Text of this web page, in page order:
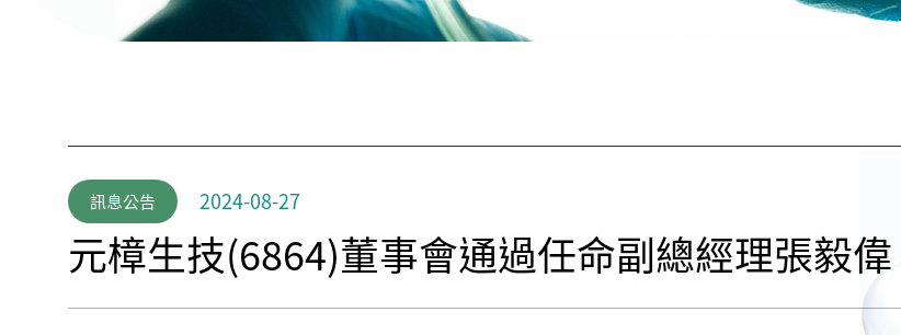
訊息公告 2024-08-27
元樟生技(6864)董事會通過任命副總經理張毅偉